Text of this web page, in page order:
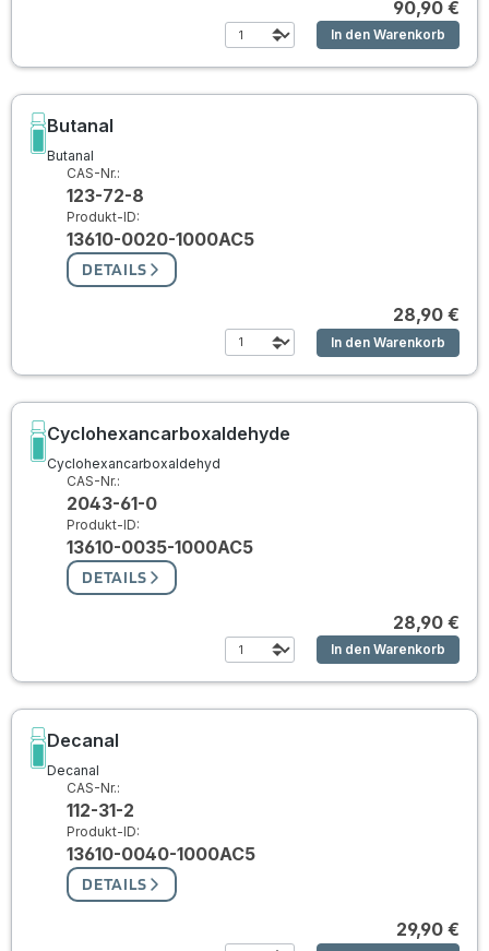
90,90 €
In den Warenkorb
Butanal
Butanal
CAS-Nr.:
123-72-8
Produkt-ID:
13610-0020-1000AC5
DETAILS
28,90 €
In den Warenkorb
Cyclohexancarboxaldehyde
Cyclohexancarboxaldehyd
CAS-Nr.:
2043-61-0
Produkt-ID:
13610-0035-1000AC5
DETAILS
28,90 €
In den Warenkorb
Decanal
Decanal
CAS-Nr.:
112-31-2
Produkt-ID:
13610-0040-1000AC5
DETAILS
29,90 €